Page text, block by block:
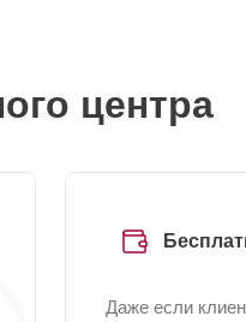
центра
Даже если